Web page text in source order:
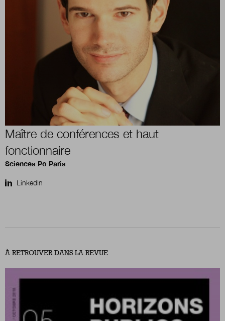
Boutique
Qui sommes-nous ?
Nous contacter
Newsletter
Renseignez votre email afin de suivre l'actualité
Nous suivre
Maître de conférences et haut
fonctionnaire
Sciences Po Paris
LinkedIn
À RETROUVER DANS LA REVUE